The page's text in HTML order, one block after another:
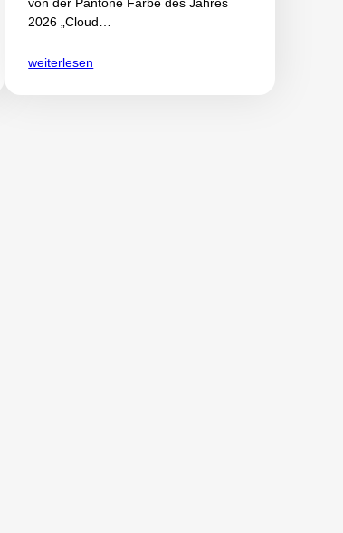
2026 „Cloud…
weiterlesen